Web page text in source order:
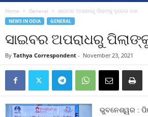
Home General ସାଇବର ଅପରାଧରୁ ପିଲାଙ୍କୁ ଦୂରେଇ ରଖ
NEWS IN ODIA GENERAL
ସାଇବର ଅପରାଧରୁ
By Tathya Correspondent - November 23, 2021
ଭୁବନେଶ୍ୱର :